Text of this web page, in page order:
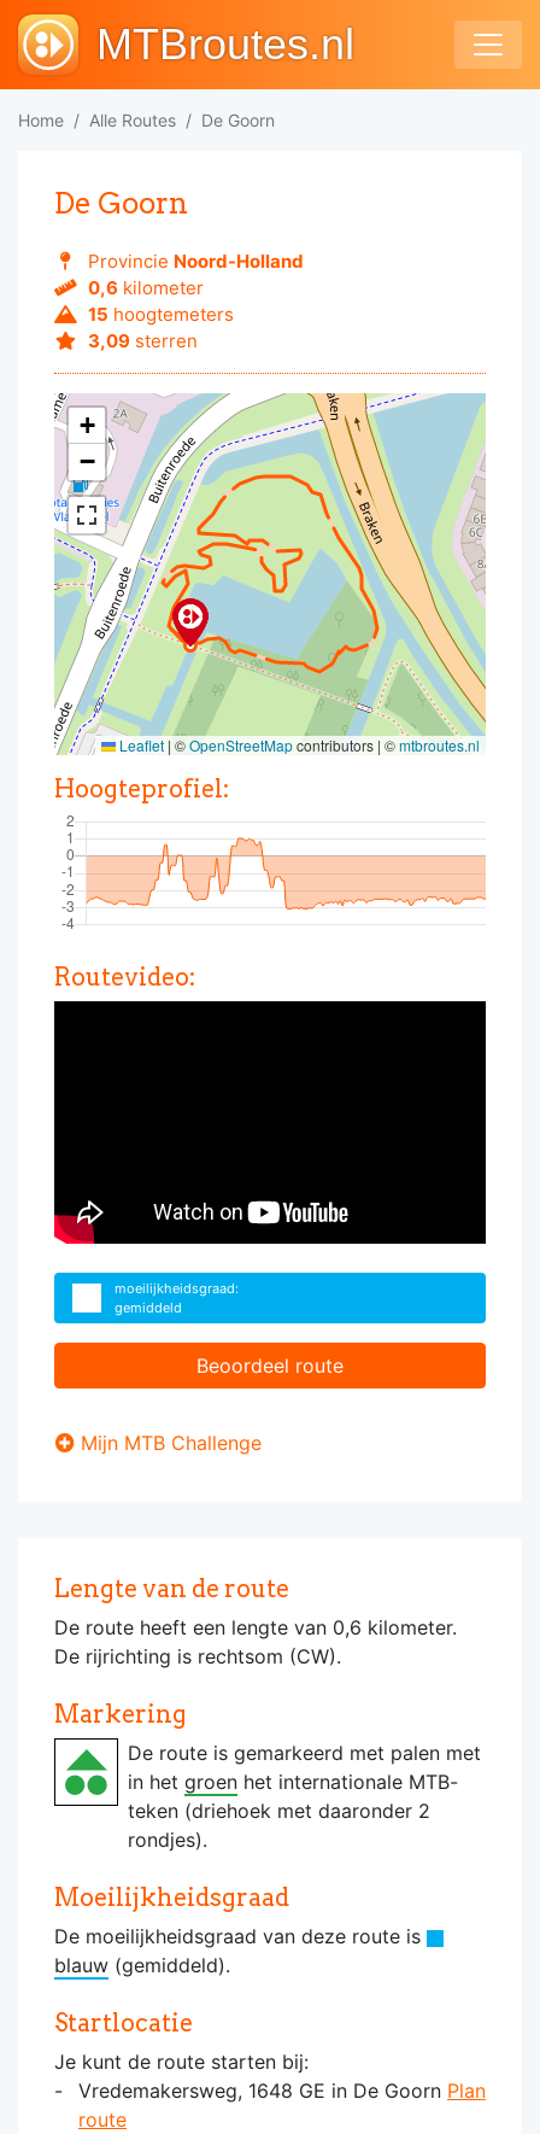
MTBroutes.nl
Home Alle Routes De Goorn
De Goorn
Provincie Noord-Holland
0,6 kilometer
15 hoogtemeters
3,09sterren
+
−
Leaflet | ©OpenStreetMapcontributors | ©mtbroutes.nl
Hoogteprofiel:
Routevideo:
moeilijkheidsgraad:
gemiddeld
Beoordeel route
Mijn MTB Challenge
Lengte van de route
De route heeft een lengte van 0,6 kilometer.
De rijrichting is rechtsom (CW).
Markering
De route is gemarkeerd met palen met
in het groen het internationale MTB-
teken (driehoek met daaronder 2
rondjes).
Moeilijkheidsgraad
De moeilijkheidsgraad van deze route is
blauw (gemiddeld).
Startlocatie
Je kunt de route starten bij:
Vredemakersweg, 1648 GE in De Goorn Plan
route